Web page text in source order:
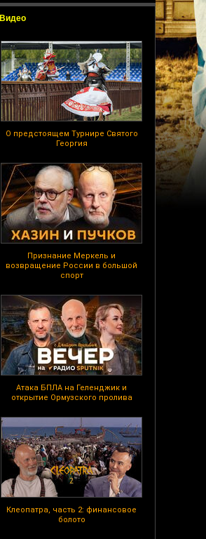
Видео
О предстоящем Турнире Святого
Георгия
Признание Меркель и
возвращение России в большой
спорт
Атака БПЛА на Геленджик и
открытие Ормузского пролива
Клеопатра, часть 2: финансовое
болото